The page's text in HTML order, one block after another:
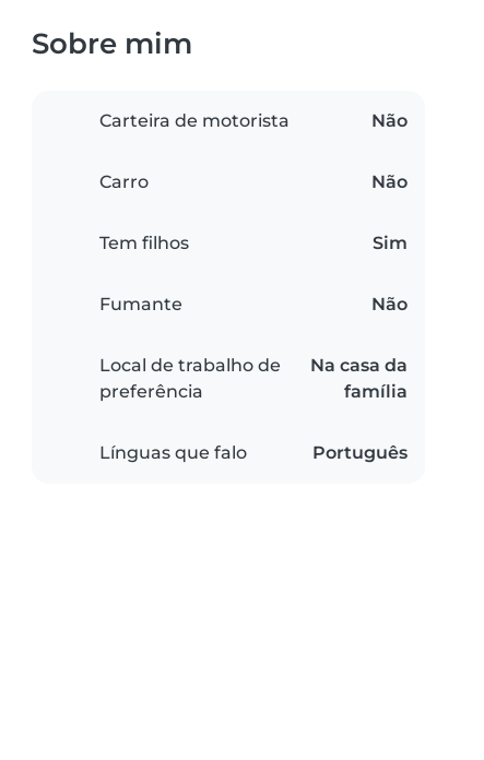
Sobre mim
Carteira de motorista Não
Carro Não
Tem filhos Sim
Fumante Não
Local de trabalho de
preferência
Na casa da
família
Línguas que falo Português